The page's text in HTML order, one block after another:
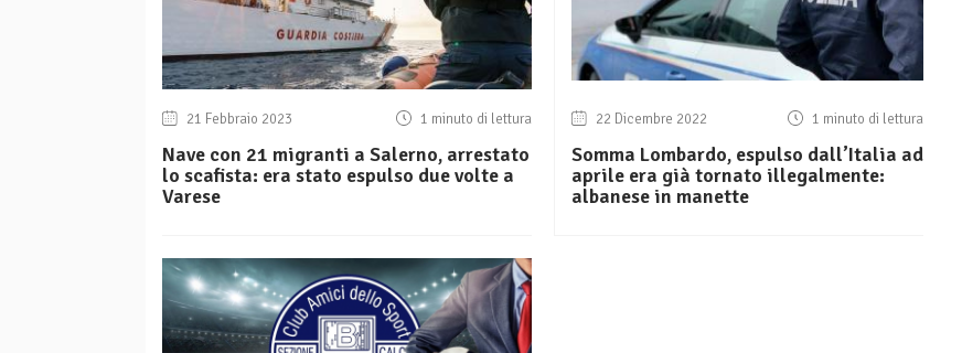
21 Febbraio 2023 1 minuto di lettura
Nave con 21 migranti a Salerno, arrestato
lo scafista: era stato espulso due volte a
Varese
22 Dicembre 2022 1 minuto di lettura
Somma Lombardo, espulso dall’Italia ad
aprile era già tornato illegalmente:
albanese in manette